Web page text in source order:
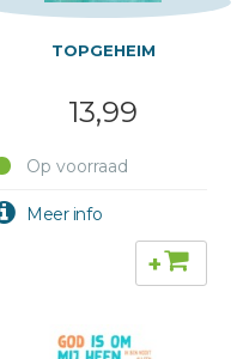
TOPGEHEIM
13,99
Op voorraad
+